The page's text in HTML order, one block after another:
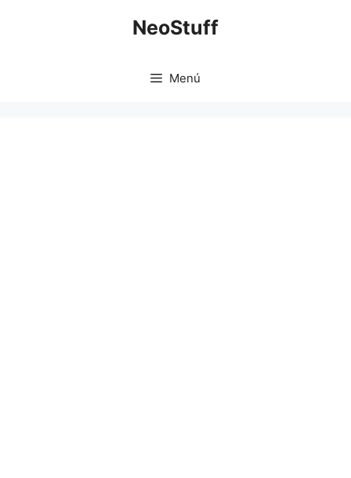
NeoStuff
Menú